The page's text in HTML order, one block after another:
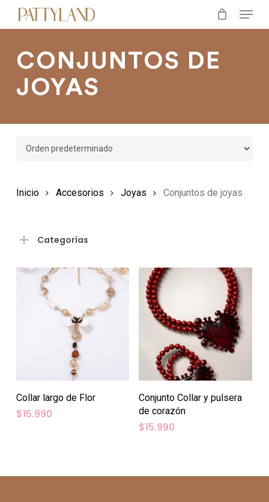
to
content
Menu
CONJUNTOS DE
JOYAS
Inicio Accesorios Joyas Conjuntos de joyas
Categorías
Collar largo de Flor
$15.990
Conjunto Collar y pulsera
de corazón
$15.990